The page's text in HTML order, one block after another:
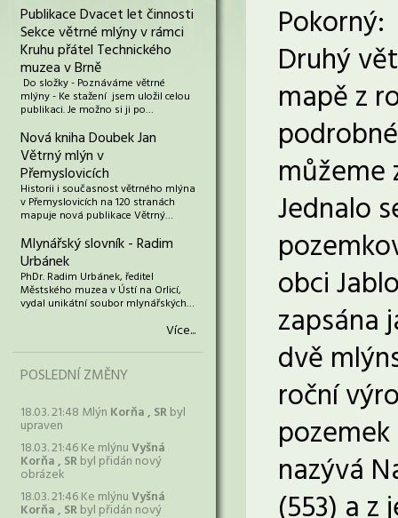
Publikace Dvacet let činnosti
Sekce větrné mlýny v rámci
Kruhu přátel Technického
muzea v Brně
Do složky - Poznáváme větrné
mlýny - Ke stažení jsem uložil celou
publikaci. Je možno si ji po…
Nová kniha Doubek Jan
Větrný mlýn v
Přemyslovicích
Historii i současnost větrného mlýna
v Přemyslovicích na 120 stranách
mapuje nová publikace Větrný…
Mlynářský slovník - Radim
Urbánek
PhDr. Radim Urbánek, ředitel
Městského muzea v Ústí na Orlicí,
vydal unikátní soubor mlynářských…
Více...
POSLEDNÍ ZMĚNY
18.03. 21:48 Mlýn Korňa , SRbyl
upraven
18.03. 21:46 Ke mlýnuVyšná
Korňa , SRbyl přidán nový
obrázek
18.03. 21:46 Ke mlýnuVyšná
Korňa , SRbyl přidán nový
Pokorný:
Druhý
mapě z
můžeme
Jednalo
obci
zapsána
dvě
roční
nazývá